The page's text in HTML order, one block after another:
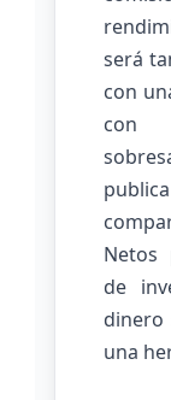
será
con
con
Netos
de
dinero
una